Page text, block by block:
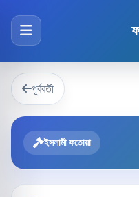
পূর্ববর্তী
ইসলামী ফতোয়া